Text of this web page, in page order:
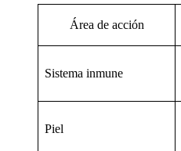
Área de acción
Sistema inmune
Piel